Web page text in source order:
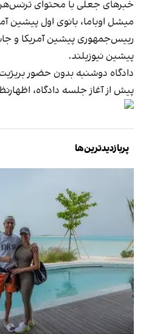
خبرهای جعلی با محتوای
میشل اوباما، بانوی اول پیشین
رییس‌جمهوری پیشین آمریکا و
پیشین نیوزیلند.
دادگاه دوشنبه بدون حضور
پیش از آغاز جلسه دادگاه،
پربازدیدترین‌ها